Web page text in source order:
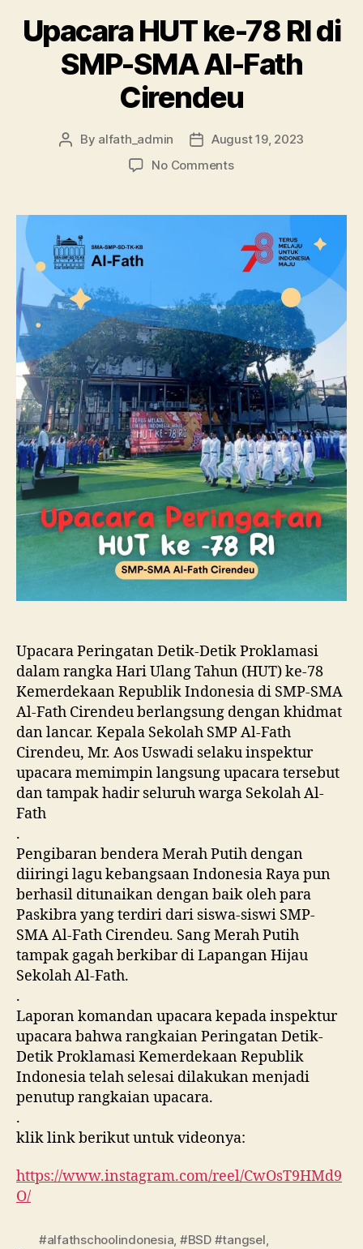
Upacara HUT ke-78 RI di
SMP-SMA Al-Fath
Cirendeu
By alfath_admin
August 19, 2023
No Comments
Upacara Peringatan Detik-Detik Proklamasi
dalam rangka Hari Ulang Tahun (HUT) ke-78
Kemerdekaan Republik Indonesia di SMP-SMA
Al-Fath Cirendeu berlangsung dengan khidmat
dan lancar. Kepala Sekolah SMP Al-Fath
Cirendeu, Mr. Aos Uswadi selaku inspektur
upacara memimpin langsung upacara tersebut
dan tampak hadir seluruh warga Sekolah Al-
Fath
.
Pengibaran bendera Merah Putih dengan
diiringi lagu kebangsaan Indonesia Raya pun
berhasil ditunaikan dengan baik oleh para
Paskibra yang terdiri dari siswa-siswi SMP-
SMA Al-Fath Cirendeu. Sang Merah Putih
tampak gagah berkibar di Lapangan Hijau
Sekolah Al-Fath.
.
Laporan komandan upacara kepada inspektur
upacara bahwa rangkaian Peringatan Detik-
Detik Proklamasi Kemerdekaan Republik
Indonesia telah selesai dilakukan menjadi
penutup rangkaian upacara.
.
klik link berikut untuk videonya:
https://www.instagram.com/reel/CwOsT9HMd9
O/
#alfathschoolindonesia, #BSD #tangsel,